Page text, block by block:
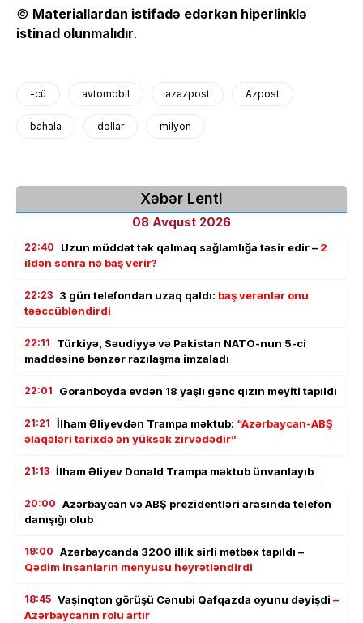
© Materiallardan istifadə edərkən hiperlinklə
istinad olunmalıdır.
-cü avtomobil azazpost Azpost
bahala dollar milyon
Xəbər Lenti
08 Avqust 2026
22:40 Uzun müddət tək qalmaq sağlamlığa təsir edir – 2
ildən sonra nə baş verir?
22:23 3 gün telefondan uzaq qaldı: baş verənlər onu
təəccübləndirdi
22:11
Türkiyə, Səudiyyə və Pakistan NATO-nun 5-ci
maddəsinə bənzər razılaşma imzaladı
22:01 Goranboyda evdən 18 yaşlı gənc qızın meyiti tapıldı
21:21 İlham Əliyevdən Trampa məktub: “Azərbaycan-ABŞ
əlaqələri tarixdə ən yüksək zirvədədir”
21:13 İlham Əliyev Donald Trampa məktub ünvanlayıb
20:00 Azərbaycan və ABŞ prezidentləri arasında telefon
danışığı olub
19:00 Azərbaycanda 3200 illik sirli mətbəx tapıldı –
Qədim insanların menyusu heyrətləndirdi
18:45 Vaşinqton görüşü Cənubi Qafqazda oyunu dəyişdi –
Azərbaycanın rolu artır